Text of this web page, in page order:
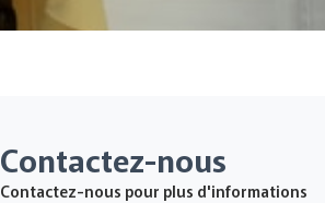
Contactez-nous
Contactez-nous pour plus d'informations